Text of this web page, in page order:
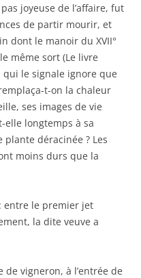
joyeuse de l’affaire, fut
de partir mourir, et
dont le manoir du XVII°
même sort (Le livre
le signale ignore que
t-on la chaleur
ses images de vie
elle longtemps à sa
déracinée ? Les
moins durs que la
entre le premier jet
la dite veuve a
de vigneron, à l’entrée de